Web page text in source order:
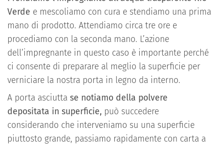
Verde e mescoliamo con cura e stendiamo una prima
mano di prodotto. Attendiamo circa tre ore e
procediamo con la seconda mano. L’azione
dell’impregnante in questo caso è importante perché
ci consente di preparare al meglio la superficie per
verniciare la nostra porta in legno da interno.
A porta asciutta se notiamo della polvere
depositata in superficie, può succedere
considerando che interveniamo su una superficie
piuttosto grande, passiamo rapidamente con carta a